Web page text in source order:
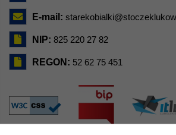
E-mail:
NIP: 825 220 27 82
REGON: 52 62 75 451